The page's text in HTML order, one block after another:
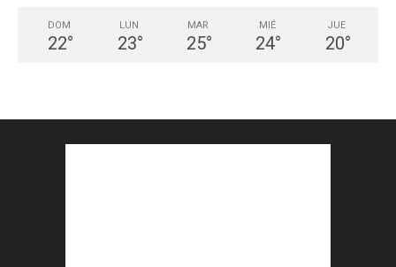
DOM
22°
LUN
23°
MAR
25°
MIÉ
24°
JUE
20°